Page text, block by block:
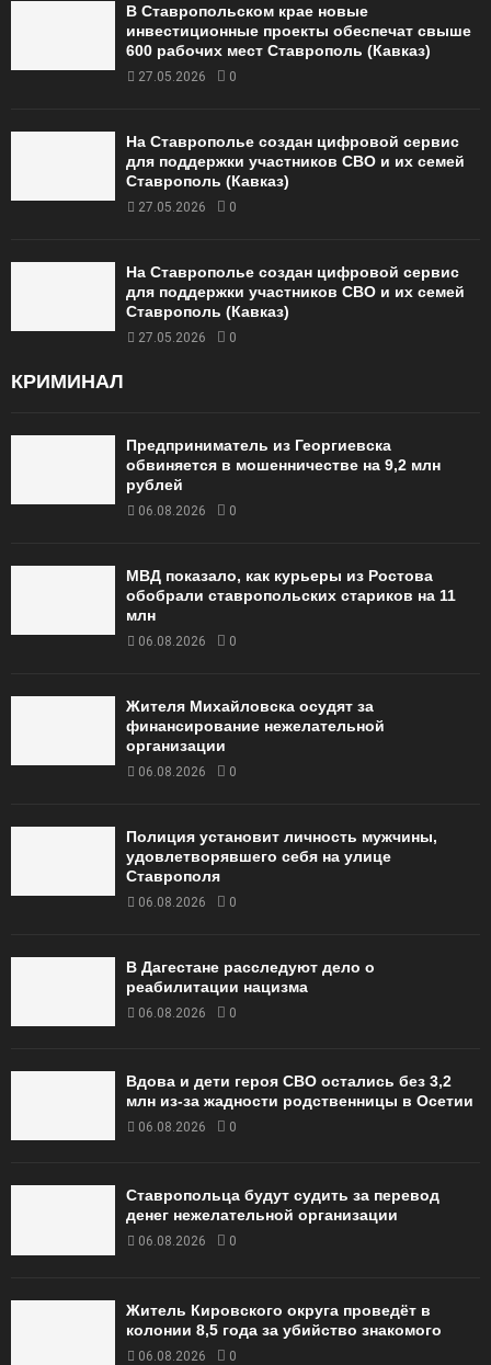
В Ставропольском крае новые
инвестиционные проекты обеспечат свыше
600 рабочих мест Ставрополь (Кавказ)
27.05.2026 0
На Ставрополье создан цифровой сервис
для поддержки участников СВО и их семей
Ставрополь (Кавказ)
27.05.2026 0
На Ставрополье создан цифровой сервис
для поддержки участников СВО и их семей
Ставрополь (Кавказ)
27.05.2026 0
КРИМИНАЛ
Предприниматель из Георгиевска
обвиняется в мошенничестве на 9,2 млн
рублей
06.08.2026 0
МВД показало, как курьеры из Ростова
обобрали ставропольских стариков на 11
млн
06.08.2026 0
Жителя Михайловска осудят за
финансирование нежелательной
организации
06.08.2026 0
Полиция установит личность мужчины,
удовлетворявшего себя на улице
Ставрополя
06.08.2026 0
В Дагестане расследуют дело о
реабилитации нацизма
06.08.2026 0
Вдова и дети героя СВО остались без 3,2
млн из-за жадности родственницы в Осетии
06.08.2026 0
Ставропольца будут судить за перевод
денег нежелательной организации
06.08.2026 0
Житель Кировского округа проведёт в
колонии 8,5 года за убийство знакомого
06.08.2026 0